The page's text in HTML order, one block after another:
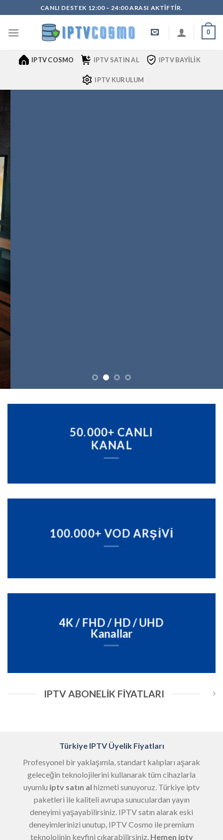
atla
CANLI DESTEK 12:00 – 24:00 ARASI AKTIFTIR.
0
IPTV COSMO IPTV SATIN AL IPTV BAYILIK
IPTV KURULUM
50.000+ CANLI
KANAL
100.000+VOD ARŞİVİ
4K / FHD / HD / UHD
Kanallar
IPTV ABONELIK FIYATLARI
Türkiye IPTV Üyelik Fiyatları
Profesyonel bir yaklaşımla, standart kalıpları aşarak
geleceğin teknolojilerini kullanarak tüm cihazlarla
uyumlu iptv satın al hizmeti sunuyoruz. Türkiye iptv
paketleri ile kaliteli avrupa sunuculardan yayın
deneyimi yaşayabilirsiniz. IPTV satın alarak eski
deneyimlerinizi unutup, IPTV Cosmo ile premium
teknolojinin keyfini çıkarabilirsiniz. Hemen iptv